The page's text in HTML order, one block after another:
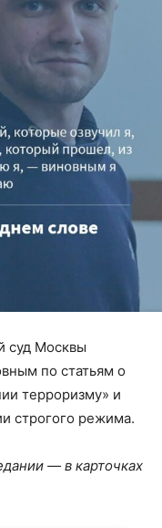
суд Москвы
по статьям о
терроризму» и
строгого режима.
— в карточках